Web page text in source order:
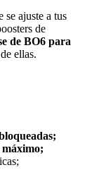
se ajuste a tus
de
de BO6 para
ellas.
máximo;